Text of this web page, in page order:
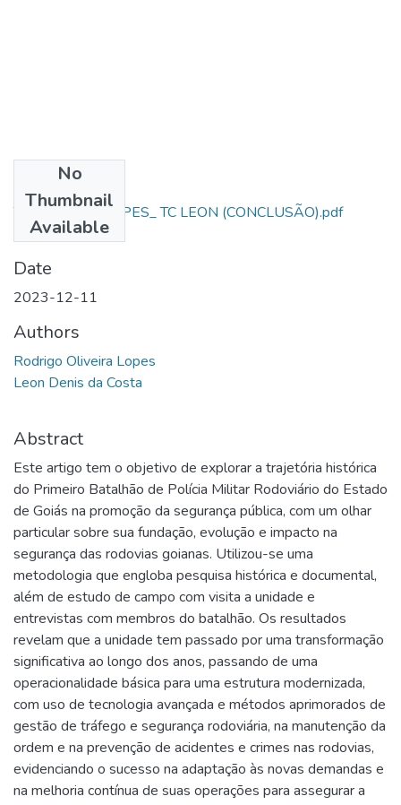
No
Thumbnail
Available
TCC_AL SD R.LOPES_ TC LEON (CONCLUSÃO).pdf
(441.53 KB)
Date
2023-12-11
Authors
Rodrigo Oliveira Lopes
Leon Denis da Costa
Abstract
Este artigo tem o objetivo de explorar a trajetória histórica
do Primeiro Batalhão de Polícia Militar Rodoviário do Estado
de Goiás na promoção da segurança pública, com um olhar
particular sobre sua fundação, evolução e impacto na
segurança das rodovias goianas. Utilizou-se uma
metodologia que engloba pesquisa histórica e documental,
além de estudo de campo com visita a unidade e
entrevistas com membros do batalhão. Os resultados
revelam que a unidade tem passado por uma transformação
significativa ao longo dos anos, passando de uma
operacionalidade básica para uma estrutura modernizada,
com uso de tecnologia avançada e métodos aprimorados de
gestão de tráfego e segurança rodoviária, na manutenção da
ordem e na prevenção de acidentes e crimes nas rodovias,
evidenciando o sucesso na adaptação às novas demandas e
na melhoria contínua de suas operações para assegurar a